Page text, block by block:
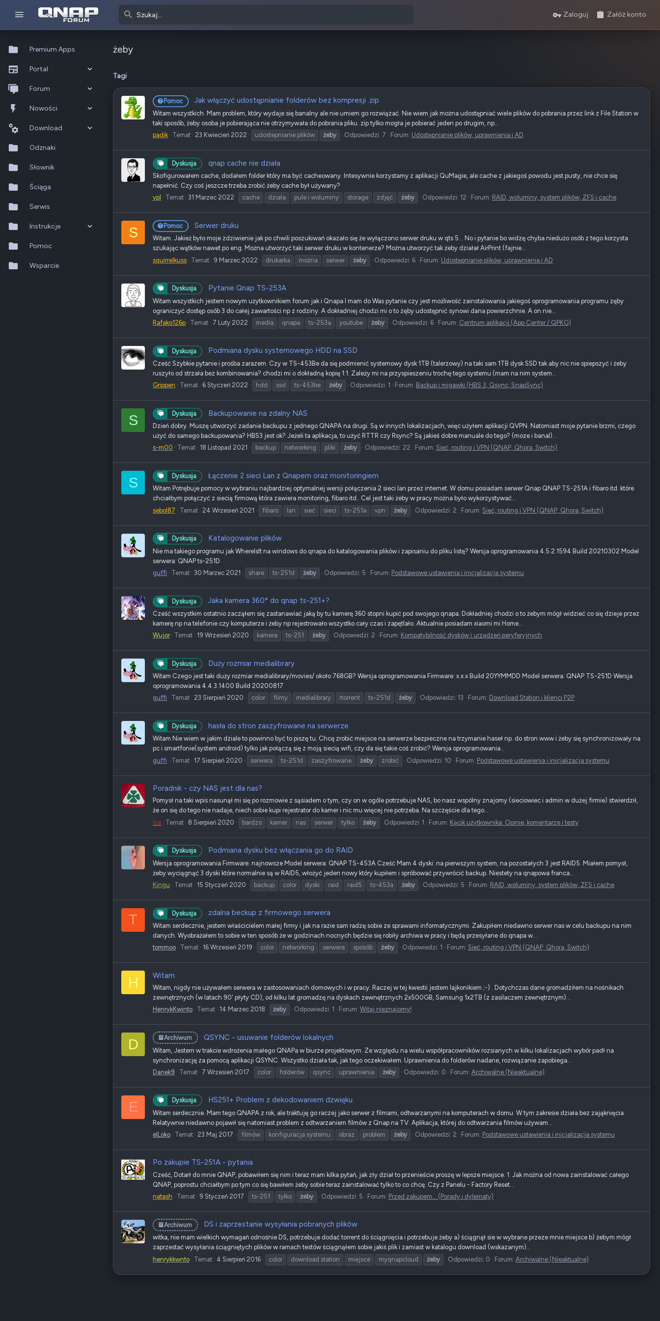
Zaloguj Załóż konto
Premium Apps
Portal
Co nowego?
Ostatnia aktywność
Forum
Nowe posty
Popularne
Szukaj na forum
Nowości
Nowe posty
Wszystkie posty
Nowe zasoby
Ostatnia aktywność
Download
Szukaj zasobów
Odznaki
Słownik
Ściąga
Serwis
Instrukcje
QTS 5.2.x
QuTS hero h6.0.x
Pomoc
Wsparcie
żeby
Tagi
Pomoc Jak włączyć udostępnianie folderów bez kompresji .zip
Witam wszystkich. Mam problem, który wydaje się banalny ale nie umiem go rozwiązać. Nie wiem jak można udostępniać wiele plików do pobrania przez link z File Station w
taki sposób, żeby osoba je pobierająca nie otrzymywała do pobrania pliku .zip tylko mogła je pobierać jeden po drugim, np...
padik
Temat 23 Kwiecień 2022 udostepnianie plików żeby Odpowiedzi: 7 Forum: Udostępnianie plików, uprawnienia i AD
Dyskusja qnap cache nie działa
Skofigurowałem cache, dodałem folder który ma być cacheowany. Intesywnie korzystamy z aplikacji QuMagie, ale cache z jakiegoś powodu jest pusty, nie chce się
napełnić. Czy coś jeszcze trzeba zrobić żeby cache był używany?
ypl
Temat 31 Marzec 2022 cache działa pule i woluminy storage zdjęć żeby Odpowiedzi: 12 Forum: RAID, woluminy, system plików, ZFS i cache
S Pomoc Serwer druku
Witam. Jakież było moje zdziwienie jak po chwili poszukiwań okazało się że wyłączono serwer druku w qts 5… No i pytanie bo widzę chyba niedużo osób z tego korzysta
szukając wątków nawet po eng. Można utworzyć taki serwer druku w kontenerze? Można utworzyć tak żeby działał AirPrint (fajnie...
squirrelkuss
Temat 9 Marzec 2022 drukarka można serwer żeby Odpowiedzi: 6 Forum: Udostępnianie plików, uprawnienia i AD
Dyskusja Pytanie Qnap TS-253A
Witam wszystkich jestem nowym użytkownikiem forum jak i Qnapa I mam do Was pytanie czy jest możliwość zainstalowania jakiegoś oprogramowania programu zęby
ograniczyć dostęp osób 3 do całej zawartości np z rodziny. A dokładniej chodzi mi o to zęby udostępnić synowi dana powierzchnie. A on nie...
Rafako126p
Temat 7 Luty 2022 media qnapa ts-253a youtube żeby Odpowiedzi: 6 Forum: Centrum aplikacji (App Center / QPKG)
Dyskusja Podmiana dysku systemowego HDD na SSD
Cześć Szybkie pytanie i prośba zarazem. Czy w TS-453Be da się podmienić systemowy dysk 1TB (talerzowy) na taki sam 1TB dysk SSD tak aby nic nie spiepszyć i żeby
ruszyło od strzała bez kombinowania? chodzi mi o dokładną kopię 1:1. Zależy mi na przyspieszeniu trochę tego systemu (mam na nim system...
Grippen
Temat 6 Styczeń 2022 hdd ssd ts-453be żeby Odpowiedzi: 1 Forum: Backup i migawki (HBS 3, Qsync, SnapSync)
S Dyskusja Backupowanie na zdalny NAS
Dzień dobry. Muszę utworzyć zadanie backupu z jednego QNAPA na drugi. Są w innych lokalizacjach, więc użyłem aplikacji QVPN. Natomiast moje pytanie brzmi, czego
użyć do samego backupowania? HBS3 jest ok? Jeżeli ta aplikacja, to użyć RTTR czy Rsync? Są jakieś dobre manuale do tego? (moze i banal)...
s-m00
Temat 18 Listopad 2021 backup networking pliki żeby Odpowiedzi: 22 Forum: Sieć, routing i VPN (QNAP, Qhora, Switch)
S Dyskusja Łączenie 2 sieci Lan z Qnapem oraz monitoringiem
Witam Potrębuje pomocy w wybraniu najbardziej optymalnej wersji połączenia 2 sieci lan przez internet. W domu posiadam serwer Qnap QNAP TS-251A i fibaro itd. które
chciałbym połączyć z siecią firmową która zawiera monitoring, fibaro itd.. Cel jest taki żeby w pracy można było wykorzystywać...
sebol87
Temat 24 Wrzesień 2021 fibaro lan sieć sieci ts-251a vpn żeby Odpowiedzi: 2 Forum: Sieć, routing i VPN (QNAP, Qhora, Switch)
Dyskusja Katalogowanie plików
Nie ma takiego programu jak WhereIsIt na windows do qnapa do katalogowania plików i zapisaniu do pliku listę? Wersja oprogramowania 4.5.2.1594 Build 20210302 Model
serwera: QNAP ts-251D
guffi
Temat 30 Marzec 2021 share ts-251d żeby Odpowiedzi: 5 Forum: Podstawowe ustawienia i inicjalizacja systemu
Dyskusja Jaka kamera 360* do qnap ts-251+?
Cześć wszystkim ostatnio zacząłem się zastanawiać jaką by tu kamerę 360 stopni kupić pod swojego qnapa. Dokładniej chodzi o to żebym mógł widzieć co się dzieje przez
kamerę np na telefonie czy komputerze i żeby np rejestrowało wszystko cały czas i zapętlało. Aktualnie posiadam xiaomi mi Home...
Wujor
Temat 19 Wrzesień 2020 kamera ts-251 żeby Odpowiedzi: 2 Forum: Kompatybilność dysków i urządzeń peryferyjnych
Dyskusja Duży rozmiar medialibrary
Witam Czego jest taki duży rozmiar medialibrary/movies/ około 768GB? Wersja oprogramowania Firmware: x.x.x Build 20YYMMDD Model serwera: QNAP TS-251D Wersja
oprogramowania 4.4.3.1400 Build 20200817
guffi
Temat 23 Sierpień 2020 color filmy medialibrary rtorrent ts-251d żeby Odpowiedzi: 13 Forum: Download Station i klienci P2P
Dyskusja hasła do stron zaszyfrowane na serwerze
Witam Nie wiem w jakim dziale to powinno być to piszę tu. Chcę zrobić miejsce na serwerze bezpieczne na trzymanie haseł np. do stron www i żeby się synchronizowały na
pc i smartfonie(system android) tylko jak połączą się z moją siecią wifi, czy da się takie coś zrobić? Wersja oprogramowania...
guffi
Temat 17 Sierpień 2020 serwera ts-251d zaszyfrowane żeby zrobić Odpowiedzi: 10 Forum: Podstawowe ustawienia i inicjalizacja systemu
Poradnik - czy NAS jest dla nas?
Pomysł na taki wpis nasunął mi się po rozmowie z sąsiadem o tym, czy on w ogóle potrzebuje NAS, bo nasz wspólny znajomy (sieciowiec i admin w dużej firmie) stwierdził,
że on się do tego nie nadaje, niech sobie kupi rejestrator do kamer i nic mu więcej nie potrzeba. Na szczęście dla tego...
Ice
Temat 8 Sierpień 2020 bardzo kamer nas serwer tylko żeby Odpowiedzi: 1 Forum: Kącik użytkownika: Opinie, komentarze i testy
Dyskusja Podmiana dysku bez włączania go do RAID
Wersja oprogramowania Firmware: najnowsze Model serwera: QNAP TS-453A Cześć Mam 4 dyski: na pierwszym system, na pozostałych 3 jest RAID5. Miałem pomysł,
żeby wyciągnąć 3 dyski które normalnie są w RAID5, włożyć jeden nowy który kupiłem i spróbować przywrócić backup. Niestety na qnapowa franca...
Kingu
Temat 15 Styczeń 2020 backup color dyski raid raid5 ts-453a żeby Odpowiedzi: 5 Forum: RAID, woluminy, system plików, ZFS i cache
T Dyskusja zdalna beckup z firmowego serwera
Witam serdecznie, jestem właścicielem małej firmy i jak na razie sam radzę sobie ze sprawami informatycznymi. Zakupiłem niedawno serwer nas w celu backupu na nim
danych. Wyobrażałem to sobie w ten sposób że w godzinach nocnych będzie się robiły archiwa w pracy i będą przesyłane do qnapa w...
tommoo
Temat 16 Wrzesień 2019 color networking serwera sposób żeby Odpowiedzi: 1 Forum: Sieć, routing i VPN (QNAP, Qhora, Switch)
H Witam
Witam, nigdy nie używałem serwera w zastosowaniach domowych i w pracy. Raczej w tej kwestii jestem lajkonikiem ;-) . Dotychczas dane gromadziłem na nośnikach
zewnętrznych (w latach 90' płyty CD), od kilku lat gromadzę na dyskach zewnętrznych 2x500GB, Samsung 1x2TB (z zasilaczem zewnętrznym)...
HenrykKwinto
Temat 14 Marzec 2018 żeby Odpowiedzi: 1 Forum: Witaj nieznajomy!
D Archiwum QSYNC - usuwanie folderów lokalnych
Witam, Jestem w trakcie wdrożenia małego QNAPa w biurze projektowym. Ze względu na wielu współpracowników rozsianych w kilku lokalizacjach wybór padł na
synchronizację za pomocą aplikacji QSYNC. Wszystko działa tak, jak tego oczekiwałem. Uprawnienia do folderów nadane, rozwiązanie zapobiega...
Danek9
Temat 7 Wrzesień 2017 color folderów qsync uprawnienia żeby Odpowiedzi: 0 Forum: Archiwalne (Nieaktualne)
E Dyskusja HS251+ Problem z dekodowaniem dzwięku.
Witam serdecznie. Mam tego QNAPA z rok, ale traktuję go raczej jako serwer z filmami, odtwarzanymi na komputerach w domu. W tym zakresie działa bez zająknięcia.
Relatywnie niedawno pojawił się natomiast problem z odtwarzaniem filmów z Qnap na TV. Aplikacja, której do odtwarzania filmów używam...
elLoko
Temat 23 Maj 2017 filmów konfiguracja systemu obraz problem żeby Odpowiedzi: 2 Forum: Podstawowe ustawienia i inicjalizacja systemu
Po zakupie TS-251A - pytania
Cześć, Dotarł do mnie QNAP, pobawiłem się nim i teraz mam kilka pytań, jak zły dział to przenieście proszę w lepsze miejsce. 1. Jak można od nowa zainstalować całego
QNAP, poprostu chciałbym po tym co się bawiłem żeby sobie teraz zainstalować tylko to co chcę. Czy z Panelu - Factory Reset...
natash
Temat 9 Styczeń 2017 ts-251 tylko żeby Odpowiedzi: 5 Forum: Przed zakupem... (Porady i dylematy)
Archiwum DS i zaprzestanie wysyłania pobranych plików
witka, nie mam wielkich wymagań odnośnie DS, potrzebuje dodać torrent do ściągnięcia i potrzebuje żeby a) ściągnął sie w wybrane przeze mnie miejsce b) żebym mógł
zaprzestać wysyłania ściągniętych plików w ramach testów ściągnąłem sobie jakiś plik i zamiast w katalogu download (wskazanym)...
henrykkwnto
Temat 4 Sierpień 2016 color download station miejsce myqnapcloud żeby Odpowiedzi: 0 Forum: Archiwalne (Nieaktualne)